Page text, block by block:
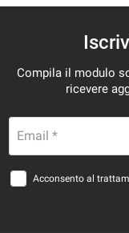
Compila il modulo
ricevere
Email *
Acconsento al